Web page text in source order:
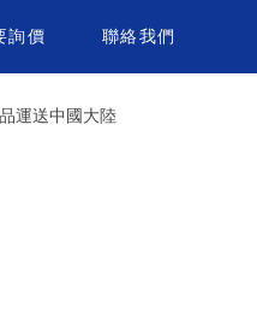
詢價 聯絡我們
運送中國大陸